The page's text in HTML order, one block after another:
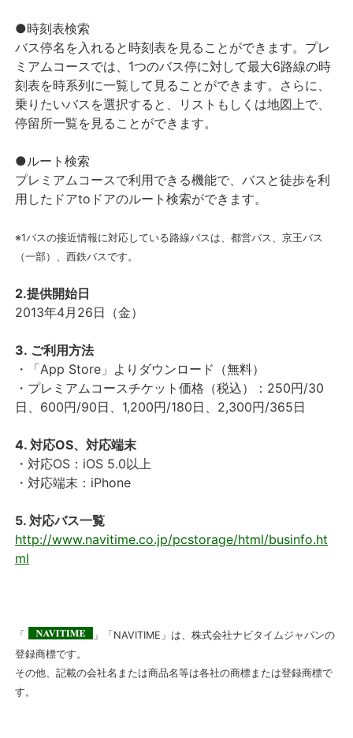
●時刻表検索
バス停名を入れると時刻表を見ることができます。プレ
ミアムコースでは、1つのバス停に対して最大6路線の時
刻表を時系列に一覧して見ることができます。さらに、
乗りたいバスを選択すると、リストもしくは地図上で、
停留所一覧を見ることができます。
●ルート検索
プレミアムコースで利用できる機能で、バスと徒歩を利
用したドアtoドアのルート検索ができます。
※1バスの接近情報に対応している路線バスは、都営バス、京王バス
（一部）、西鉄バスです。
2.提供開始日
2013年4月26日（金）
3. ご利用方法
・「App Store」よりダウンロード（無料）
・プレミアムコースチケット価格（税込）：250円/30
日、600円/90日、1,200円/180日、2,300円/365日
4. 対応OS、対応端末
・対応OS：iOS 5.0以上
・対応端末：iPhone
5. 対応バス一覧
http://www.navitime.co.jp/pcstorage/html/businfo.ht
ml
「
」「NAVITIME」は、株式会社ナビタイムジャパンの
登録商標です。
その他、記載の会社名または商品名等は各社の商標または登録商標で
す。